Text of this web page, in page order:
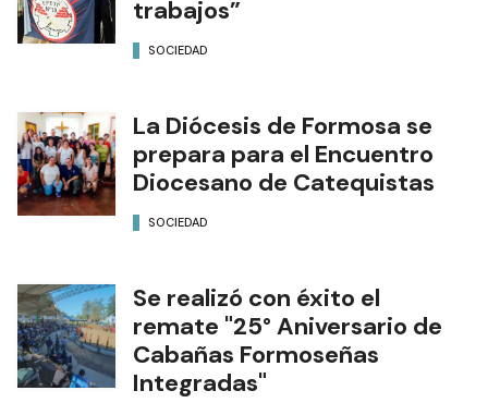
trabajos”
SOCIEDAD
La Diócesis de Formosa se
prepara para el Encuentro
Diocesano de Catequistas
SOCIEDAD
Se realizó con éxito el
remate "25° Aniversario de
Cabañas Formoseñas
Integradas"